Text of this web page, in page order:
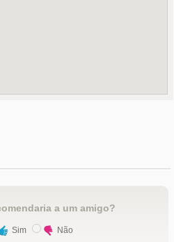
a um amigo?
Sim Não